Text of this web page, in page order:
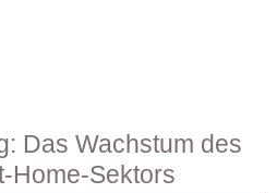
Das Wachstum des
Home-Sektors